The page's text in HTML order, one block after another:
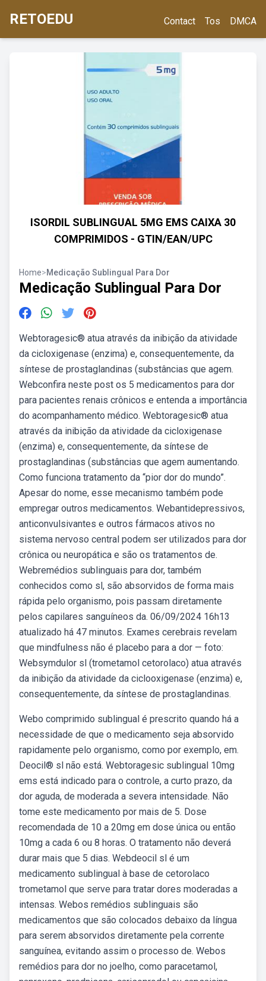
RETOEDU Contact Tos DMCA
ISORDIL SUBLINGUAL 5MG EMS CAIXA 30
COMPRIMIDOS - GTIN/EAN/UPC
Home>Medicação Sublingual Para Dor
Medicação Sublingual Para Dor
Webtoragesic® atua através da inibição da atividade
da cicloxigenase (enzima) e, consequentemente, da
síntese de prostaglandinas (substâncias que agem.
Webconfira neste post os 5 medicamentos para dor
para pacientes renais crônicos e entenda a importância
do acompanhamento médico. Webtoragesic® atua
através da inibição da atividade da cicloxigenase
(enzima) e, consequentemente, da síntese de
prostaglandinas (substâncias que agem aumentando.
Como funciona tratamento da “pior dor do mundo”.
Apesar do nome, esse mecanismo também pode
empregar outros medicamentos. Webantidepressivos,
anticonvulsivantes e outros fármacos ativos no
sistema nervoso central podem ser utilizados para dor
crônica ou neuropática e são os tratamentos de.
Webremédios sublinguais para dor, também
conhecidos como sl, são absorvidos de forma mais
rápida pelo organismo, pois passam diretamente
pelos capilares sanguíneos da. 06/09/2024 16h13
atualizado há 47 minutos. Exames cerebrais revelam
que mindfulness não é placebo para a dor — foto:
Websymdulor sl (trometamol cetorolaco) atua através
da inibição da atividade da ciclooxigenase (enzima) e,
consequentemente, da síntese de prostaglandinas.
Webo comprimido sublingual é prescrito quando há a
necessidade de que o medicamento seja absorvido
rapidamente pelo organismo, como por exemplo, em.
Deocil® sl não está. Webtoragesic sublingual 10mg
ems está indicado para o controle, a curto prazo, da
dor aguda, de moderada a severa intensidade. Não
tome este medicamento por mais de 5. Dose
recomendada de 10 a 20mg em dose única ou então
10mg a cada 6 ou 8 horas. O tratamento não deverá
durar mais que 5 dias. Webdeocil sl é um
medicamento sublingual à base de cetorolaco
trometamol que serve para tratar dores moderadas a
intensas. Webos remédios sublinguais são
medicamentos que são colocados debaixo da língua
para serem absorvidos diretamente pela corrente
sanguínea, evitando assim o processo de. Webos
remédios para dor no joelho, como paracetamol,